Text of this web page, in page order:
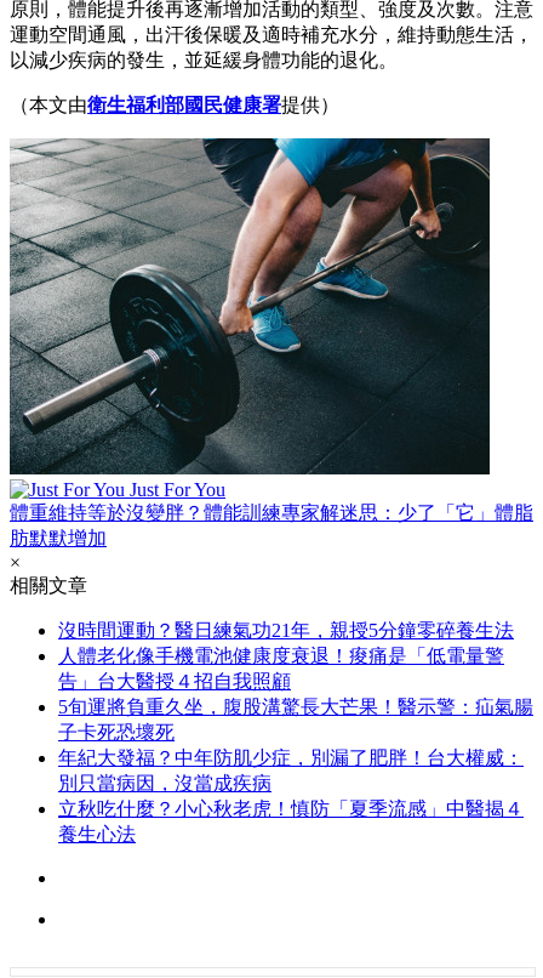
原則，體能提升後再逐漸增加活動的類型、強度及次數。注意
運動空間通風，出汗後保暖及適時補充水分，維持動態生活，
以減少疾病的發生，並延緩身體功能的退化。
（本文由衛生福利部國民健康署提供）
Just For You
體重維持等於沒變胖？體能訓練專家解迷思：少了「它」體脂
肪默默增加
×
相關文章
沒時間運動？醫日練氣功21年，親授5分鐘零碎養生法
人體老化像手機電池健康度衰退！痠痛是「低電量警
告」台大醫授４招自我照顧
5旬運將負重久坐，腹股溝驚長大芒果！醫示警：疝氣腸
子卡死恐壞死
年紀大發福？中年防肌少症，別漏了肥胖！台大權威：
別只當病因，沒當成疾病
立秋吃什麼？小心秋老虎！慎防「夏季流感」中醫揭４
養生心法